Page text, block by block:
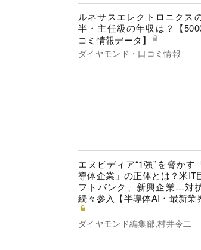
ルネサスエレクトロニクス
半・主任級の年収は？【
コミ情報データ】
ダイヤモンド・口コミ情報
エヌビディア“1強”を脅かす
導体企業」の正体とは？米IT
フトバンク、新興企業…対
続々参入【半導体AI・最新業
ダイヤモンド編集部,村井令二